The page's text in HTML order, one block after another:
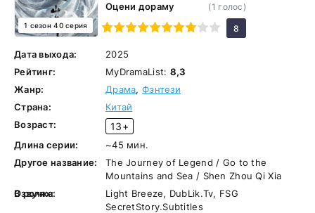
1 сезон 40 серия
Оцени дораму
1
2 3 4 5 6 7 8 9 10
(1 голос)
8
Дата выхода:
2025
Рейтинг:
MyDramaList: 8,3
Жанр:
Драма, Фэнтези
Страна:
Китай
Возраст:
13+
Длина серии:
~45 мин.
Другое название:
The Journey of Legend / Go to the
Mountains and Sea / Shen Zhou Qi Xia
В ролях:
Озвучка:
Light Breeze, DubLik.Tv, FSG
SecretStory.Subtitles